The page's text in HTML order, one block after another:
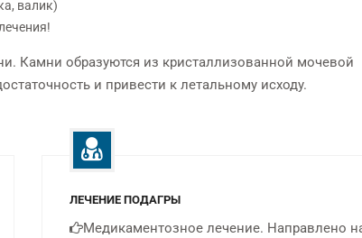
валик)
Камни образуются из кристаллизованной мочевой
и привести к летальному исходу.
ЛЕЧЕНИЕ ПОДАГРЫ
Медикаментозное лечение. Направлено